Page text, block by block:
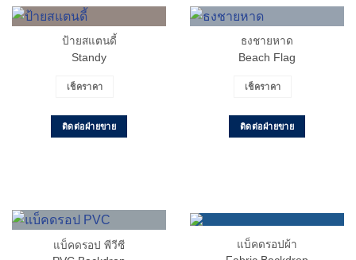
ป้ายสแตนดี้
Standy
เช็คราคา
ติดต่อฝ่ายขาย
ธงชายหาด
Beach Flag
เช็คราคา
ติดต่อฝ่ายขาย
แบ็คดรอป พีวีซี
แบ็คดรอปผ้า